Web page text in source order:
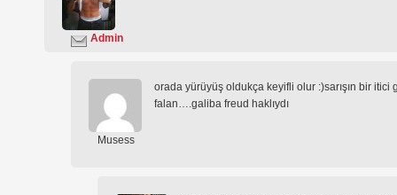
Admin
orada yürüyüş oldukça keyifli olur :)sarışın bir
falan….galiba freud haklıydı
Musess